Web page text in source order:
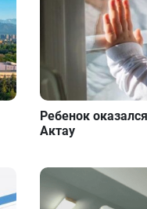
Ребенок
Актау